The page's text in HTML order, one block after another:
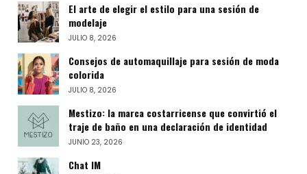
El arte de elegir el estilo para una sesión de
modelaje
JULIO 8, 2026
Consejos de automaquillaje para sesión de moda
colorida
JULIO 8, 2026
Mestizo: la marca costarricense que convirtió el
traje de baño en una declaración de identidad
JUNIO 23, 2026
Chat IM